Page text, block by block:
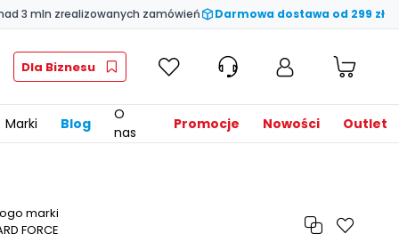
3 mln zrealizowanych zamówień Darmowa dostawa od 299 zł
Dla Biznesu
Marki Blog
O
nas
Promocje Nowości Outlet